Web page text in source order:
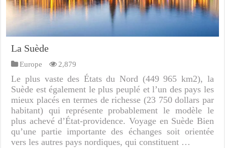
La Suède
Europe 2,879
Le plus vaste des États du Nord (449 965 km2), la
Suède est également le plus peuplé et l’un des pays les
mieux placés en termes de richesse (23 750 dollars par
habitant) qui représente probablement le modèle le
plus achevé d’État-providence. Voyage en Suède Bien
qu’une partie importante des échanges soit orientée
vers les autres pays nordiques, qui constituent …